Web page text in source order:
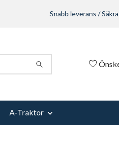
Snabb leverans /
A-Traktor